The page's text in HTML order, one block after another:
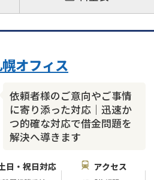
自己破産
任意整理
住宅ローン
消費者金融・サラ金
闇金 奨学金
依頼者様のご意向やご事情
に寄り添った対応｜迅速か
つ的確な対応で借金問題を
解決へ導きます
オフィス
日・祝日対応 アクセス